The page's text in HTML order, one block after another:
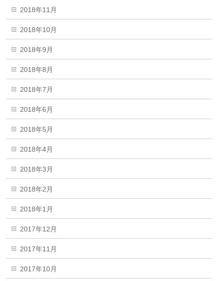
2018年11月
2018年10月
2018年9月
2018年8月
2018年7月
2018年6月
2018年5月
2018年4月
2018年3月
2018年2月
2018年1月
2017年12月
2017年11月
2017年10月